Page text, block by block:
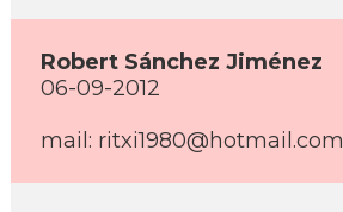
Robert Sánchez Jiménez
06-09-2012
mail: ritxi1980@hotmail.com